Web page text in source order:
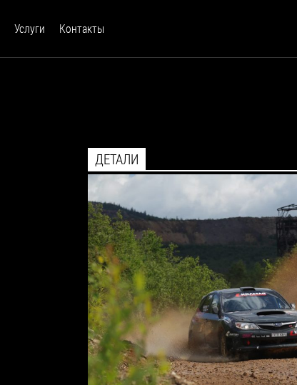
Услуги Контакты
ДЕТАЛИ